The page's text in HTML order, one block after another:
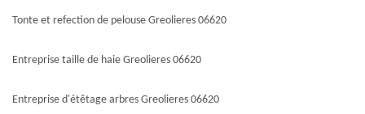
Tonte et refection de pelouse Greolieres 06620
Entreprise taille de haie Greolieres 06620
Entreprise d'étêtage arbres Greolieres 06620